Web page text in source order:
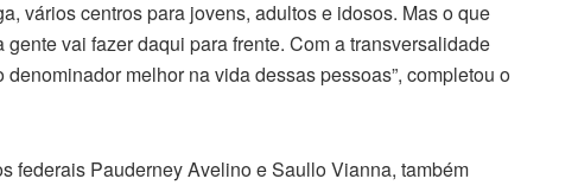
vários centros para jovens, adultos e idosos. Mas o que
vai fazer daqui para frente. Com a transversalidade
melhor na vida dessas pessoas”, completou o
federais Pauderney Avelino e Saullo Vianna, também